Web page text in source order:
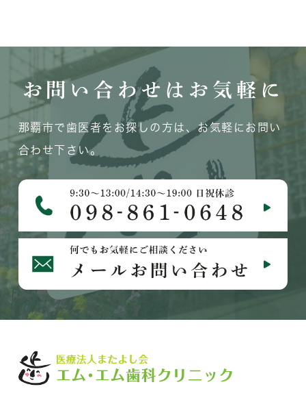
お問い合わせはお気軽に
那覇市で歯医者をお探しの方は、お気軽にお問い
合わせ下さい。